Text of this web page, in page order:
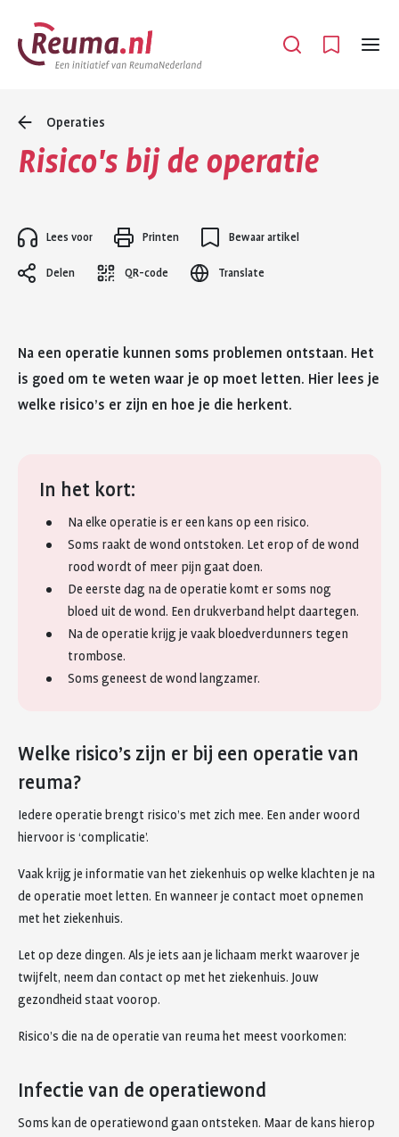
Spring
naar
hoofdinhoud
Spring
naar
footer
Open
Menu
Operaties
Risico's bij de operatie
Lees voor Printen Bewaar artikel
Delen QR-code Translate
Na een operatie kunnen soms problemen ontstaan. Het
is goed om te weten waar je op moet letten. Hier lees je
welke risico’s er zijn en hoe je die herkent.
In het kort:
Na elke operatie is er een kans op een risico.
Soms raakt de wond ontstoken. Let erop of de wond
rood wordt of meer pijn gaat doen.
De eerste dag na de operatie komt er soms nog
bloed uit de wond. Een drukverband helpt daartegen.
Na de operatie krijg je vaak bloedverdunners tegen
trombose.
Soms geneest de wond langzamer.
Welke risico’s zijn er bij een operatie van
reuma?
Iedere operatie brengt risico’s met zich mee. Een ander woord
hiervoor is ‘complicatie’.
Vaak krijg je informatie van het ziekenhuis op welke klachten je na
de operatie moet letten. En wanneer je contact moet opnemen
met het ziekenhuis.
Let op deze dingen. Als je iets aan je lichaam merkt waarover je
twijfelt, neem dan contact op met het ziekenhuis. Jouw
gezondheid staat voorop.
Risico’s die na de operatie van reuma het meest voorkomen:
Infectie van de operatiewond
Soms kan de operatiewond gaan ontsteken. Maar de kans hierop